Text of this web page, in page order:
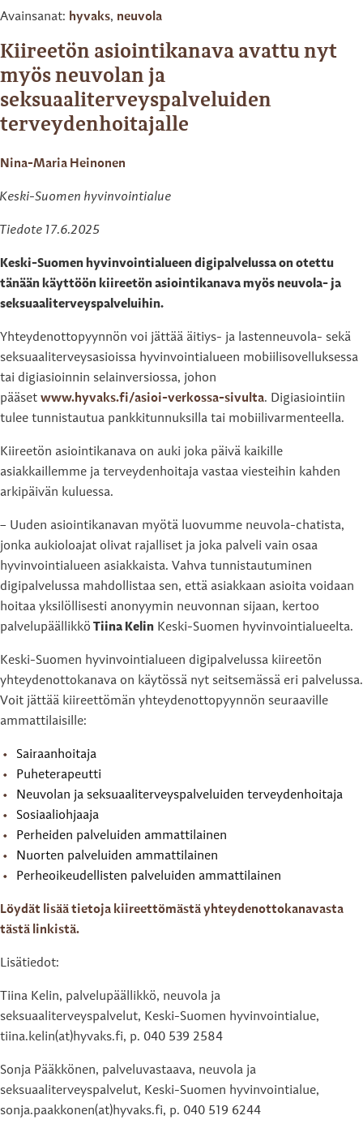
Avainsanat: hyvaks, neuvola
Kiireetön asiointikanava avattu nyt
myös neuvolan ja
seksuaaliterveyspalveluiden
terveydenhoitajalle
Nina-Maria Heinonen
Keski-Suomen hyvinvointialue
Tiedote 17.6.2025
Keski-Suomen hyvinvointialueen digipalvelussa on otettu
tänään käyttöön kiireetön asiointikanava myös neuvola- ja
seksuaaliterveyspalveluihin.
Yhteydenottopyynnön voi jättää äitiys- ja lastenneuvola- sekä
seksuaaliterveysasioissa hyvinvointialueen mobiilisovelluksessa
tai digiasioinnin selainversiossa, johon
pääset www.hyvaks.fi/asioi-verkossa-sivulta. Digiasiointiin
tulee tunnistautua pankkitunnuksilla tai mobiilivarmenteella.
Kiireetön asiointikanava on auki joka päivä kaikille
asiakkaillemme ja terveydenhoitaja vastaa viesteihin kahden
arkipäivän kuluessa.
– Uuden asiointikanavan myötä luovumme neuvola-chatista,
jonka aukioloajat olivat rajalliset ja joka palveli vain osaa
hyvinvointialueen asiakkaista. Vahva tunnistautuminen
digipalvelussa mahdollistaa sen, että asiakkaan asioita voidaan
hoitaa yksilöllisesti anonyymin neuvonnan sijaan, kertoo
palvelupäällikkö Tiina Kelin Keski-Suomen hyvinvointialueelta.
Keski-Suomen hyvinvointialueen digipalvelussa kiireetön
yhteydenottokanava on käytössä nyt seitsemässä eri palvelussa.
Voit jättää kiireettömän yhteydenottopyynnön seuraaville
ammattilaisille:
Sairaanhoitaja
Puheterapeutti
Neuvolan ja seksuaaliterveyspalveluiden terveydenhoitaja
Sosiaaliohjaaja
Perheiden palveluiden ammattilainen
Nuorten palveluiden ammattilainen
Perheoikeudellisten palveluiden ammattilainen
Löydät lisää tietoja kiireettömästä yhteydenottokanavasta
tästä linkistä.
Lisätiedot:
Tiina Kelin, palvelupäällikkö, neuvola ja
seksuaaliterveyspalvelut, Keski-Suomen hyvinvointialue,
tiina.kelin(at)hyvaks.fi, p. 040 539 2584
Sonja Pääkkönen, palveluvastaava, neuvola ja
seksuaaliterveyspalvelut, Keski-Suomen hyvinvointialue,
sonja.paakkonen(at)hyvaks.fi, p. 040 519 6244